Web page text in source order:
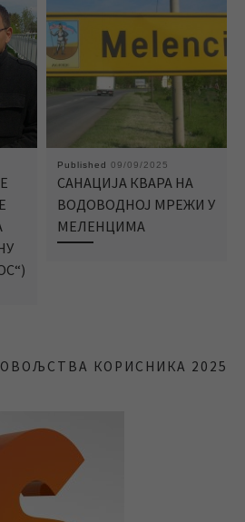
Published 09/09/2025
САНАЦИЈА КВАРА НА
ВОДОВОДНОЈ МРЕЖИ У
МЕЛЕНЦИМА
КОРИСНИКА 2025